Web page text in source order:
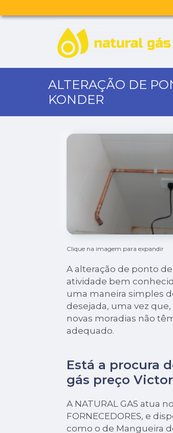
ALTERAÇÃO DE
KONDER
Clique na imagem para expandir
A alteração de ponto
atividade bem
uma maneira simples
desejada, uma vez
novas moradias não
adequado.
Está a procura
gás preço
A NATURAL GAS atua
FORNECEDORES, e
como o de Mangueira